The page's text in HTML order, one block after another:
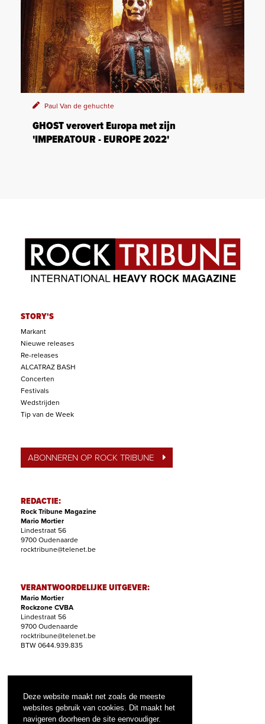
Deze website maakt net zoals de meeste
websites gebruik van cookies. Dit maakt het
navigeren doorheen de site eenvoudiger.
Paul Van de gehuchte
GHOST verovert Europa met zijn
'IMPERATOUR - EUROPE 2022'
STORY'S
Markant
Nieuwe releases
Re-releases
ALCATRAZ BASH
Concerten
Festivals
Wedstrijden
Tip van de Week
ABONNEREN OP ROCK TRIBUNE
REDACTIE:
Rock Tribune Magazine
Mario Mortier
Lindestraat 56
9700 Oudenaarde
rocktribune@telenet.be
VERANTWOORDELIJKE UITGEVER:
Mario Mortier
Rockzone CVBA
Lindestraat 56
9700 Oudenaarde
rocktribune@telenet.be
BTW 0644.939.835
Filip Nollet
abonnementen@rock-tribune.com